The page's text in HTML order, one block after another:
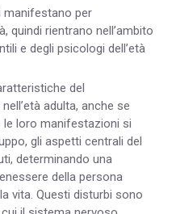
manifestano per
quindi rientrano nell’ambito
e degli psicologi dell’età
del
adulta, anche se
le loro manifestazioni si
gli aspetti centrali del
determinando una
della persona
vita. Questi disturbi sono